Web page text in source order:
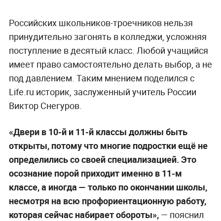
Российских школьников-троечников нельзя
принудительно загонять в колледжи, усложняя
поступление в десятый класс. Любой учащийся
имеет право самостоятельно делать выбор, а не
под давлением. Таким мнением поделился с
Life.ru историк, заслуженный учитель России
Виктор Снегуров.
«Двери в 10-й и 11-й классы должны быть
открыты, потому что многие подростки ещё не
определились со своей специализацией. Это
осознание порой приходит именно в 11-м
классе, а иногда — только по окончании школы,
несмотря на всю профориентационную работу,
которая сейчас набирает обороты», — пояснил